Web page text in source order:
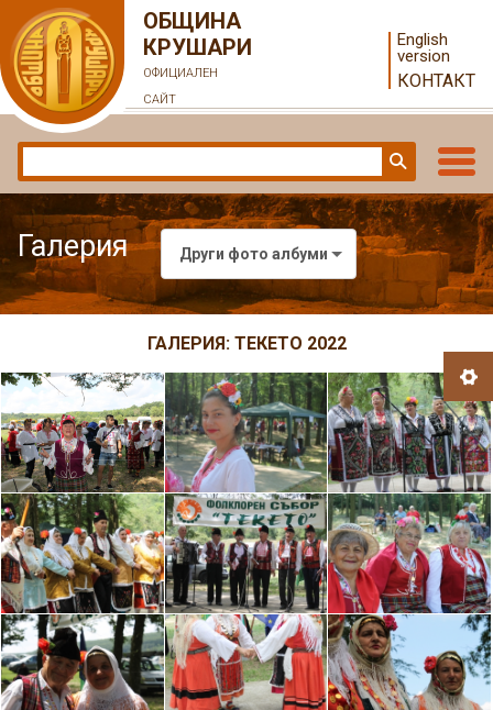
ОБЩИНА
КРУШАРИ
ОФИЦИАЛЕН
САЙТ
English
version
КОНТАКТ
Галерия Други фото албуми
ГАЛЕРИЯ: ТЕКЕТО 2022